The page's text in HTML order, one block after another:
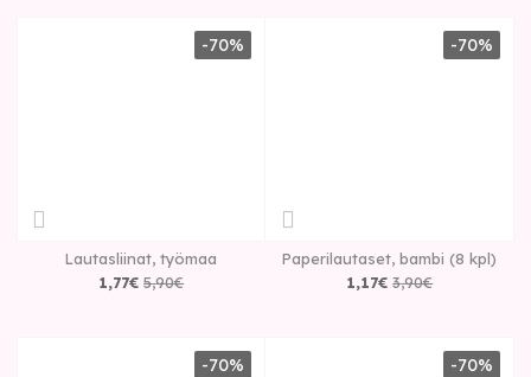
Lautasliinat, työmaa
1,77€ 5,90€
-70%
Paperilautaset, bambi (8 kpl)
1,17€ 3,90€
-70%
-70% -70%